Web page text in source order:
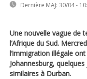
Dernière MAJ: 30/04 -
Une nouvelle vague de
l’Afrique du Sud.
l’immigration illégale
Johannesburg,
similaires à Durban.